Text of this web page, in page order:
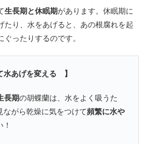
生長期と休眠期があります。休眠期に
たり、水をあげると、あの根腐れを起
ったりするのです。
水あげを変える 】
長期の胡蝶蘭は、水をよく吸うた
ながら乾燥に気をつけて頻繁に水や